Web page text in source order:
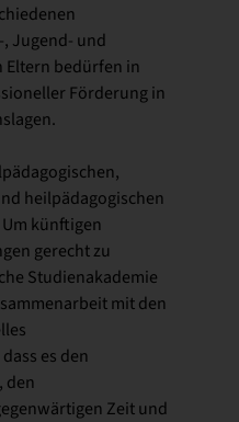
Jugend- und
Eltern bedürfen in
Förderung in
heilpädagogischen
künftigen
gerecht zu
Studienakademie
mit den
es den
den
Zeit und